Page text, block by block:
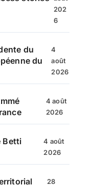
202
6
du
du
4
août
2026
4 août
2026
Betti
4 août
2026
28